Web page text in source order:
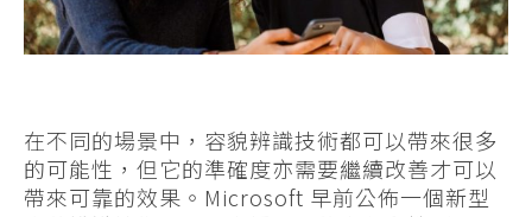
在不同的場景中，容貌辨識技術都可以帶來很多
的可能性，但它的準確度亦需要繼續改善才可以
帶來可靠的效果。Microsoft 早前公佈一個新型